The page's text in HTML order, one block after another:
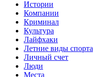
Истории
Компании
Криминал
Культура
Лайфхаки
Летние виды спорта
Личный счет
Люди
Места